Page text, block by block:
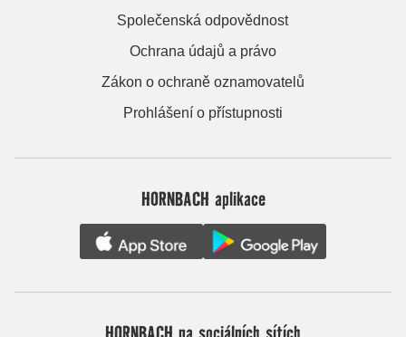
Společenská odpovědnost
Ochrana údajů a právo
Zákon o ochraně oznamovatelů
Prohlášení o přístupnosti
HORNBACH aplikace